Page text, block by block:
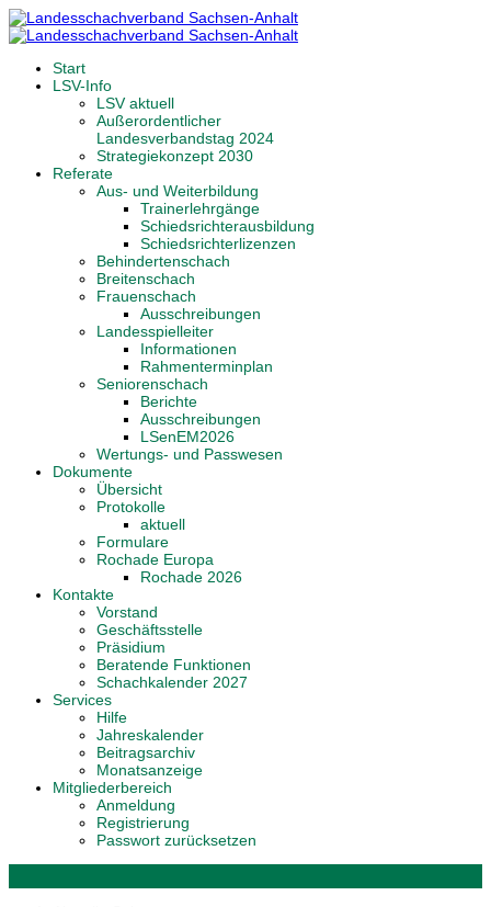
Start
LSV-Info
LSV aktuell
Außerordentlicher
Landesverbandstag 2024
Strategiekonzept 2030
Referate
Aus- und Weiterbildung
Trainerlehrgänge
Schiedsrichterausbildung
Schiedsrichterlizenzen
Behindertenschach
Breitenschach
Frauenschach
Ausschreibungen
Landesspielleiter
Informationen
Rahmenterminplan
Seniorenschach
Berichte
Ausschreibungen
LSenEM2026
Wertungs- und Passwesen
Dokumente
Übersicht
Protokolle
aktuell
Formulare
Rochade Europa
Rochade 2026
Kontakte
Vorstand
Geschäftsstelle
Präsidium
Beratende Funktionen
Schachkalender 2027
Services
Hilfe
Jahreskalender
Beitragsarchiv
Monatsanzeige
Mitgliederbereich
Anmeldung
Registrierung
Passwort zurücksetzen